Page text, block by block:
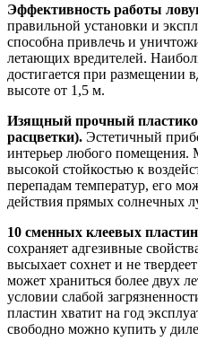
Эффективность работы
правильной установки и
способна привлечь и
летающих вредителей.
достигается при размещении
высоте от 1,5 м.
Изящный прочный
расцветки). Эстетичный
интерьер любого помещения.
высокой стойкостью к
перепадам температур, его
действия прямых солнечных
10 сменных клеевых
сохраняет адгезивные
высыхает сохнет и не
может храниться более двух
условии слабой
пластин хватит на год
свободно можно купить у